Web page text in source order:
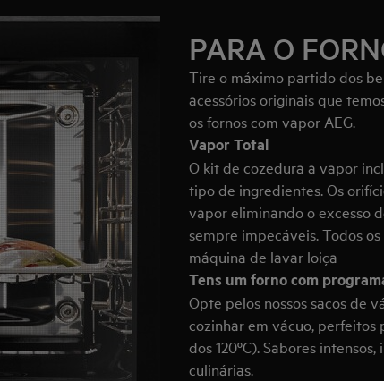
PARA O
Tire o máximo partido dos
acessórios originais que
os fornos com vapor AEG.
Vapor Total
O kit de cozedura a vapor
tipo de ingredientes. Os
vapor eliminando o excesso
sempre impecáveis. Todos
máquina de lavar loiça
Tens um forno com
Opte pelos nossos sacos de
cozinhar em vácuo,
dos 120ºC). Sabores
culinárias.